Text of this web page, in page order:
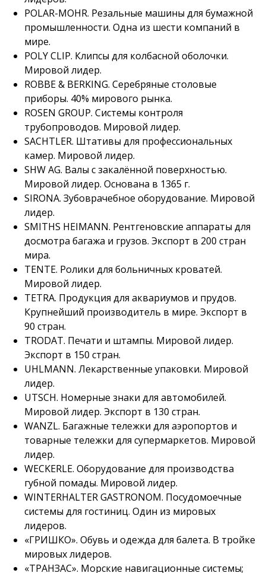
POLAR-MOHR. Резальные машины для бумажной
промышленности. Одна из шести компаний в
мире.
POLY CLIP. Клипсы для колбасной оболочки.
Мировой лидер.
ROBBE & BERKING. Серебряные столовые
приборы. 40% мирового рынка.
ROSEN GROUP. Системы контроля
трубопроводов. Мировой лидер.
SACHTLER. Штативы для профессиональных
камер. Мировой лидер.
SHW AG. Валы с закалённой поверхностью.
Мировой лидер. Основана в 1365 г.
SIRONA. Зубоврачебное оборудование. Мировой
лидер.
SMITHS HEIMANN. Рентгеновские аппараты для
досмотра багажа и грузов. Экспорт в 200 стран
мира.
TENTE. Ролики для больничных кроватей.
Мировой лидер.
TETRA. Продукция для аквариумов и прудов.
Крупнейший производитель в мире. Экспорт в
90 стран.
TRODAT. Печати и штампы. Мировой лидер.
Экспорт в 150 стран.
UHLMANN. Лекарственные упаковки. Мировой
лидер.
UTSCH. Номерные знаки для автомобилей.
Мировой лидер. Экспорт в 130 стран.
WANZL. Багажные тележки для аэропортов и
товарные тележки для супермаркетов. Мировой
лидер.
WECKERLE. Оборудование для производства
губной помады. Мировой лидер.
WINTERHALTER GASTRONOM. Посудомоечные
системы для гостиниц. Один из мировых
лидеров.
«ГРИШКО». Обувь и одежда для балета. В тройке
мировых лидеров.
«ТРАНЗАС». Морские навигационные системы;